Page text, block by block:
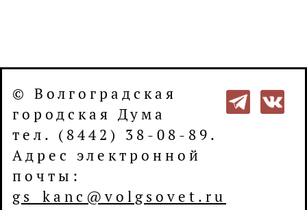
© Волгоградская
городская Дума
тел. (8442) 38-08-89.
Адрес электронной
почты:
gs_kanc@volgsovet.ru